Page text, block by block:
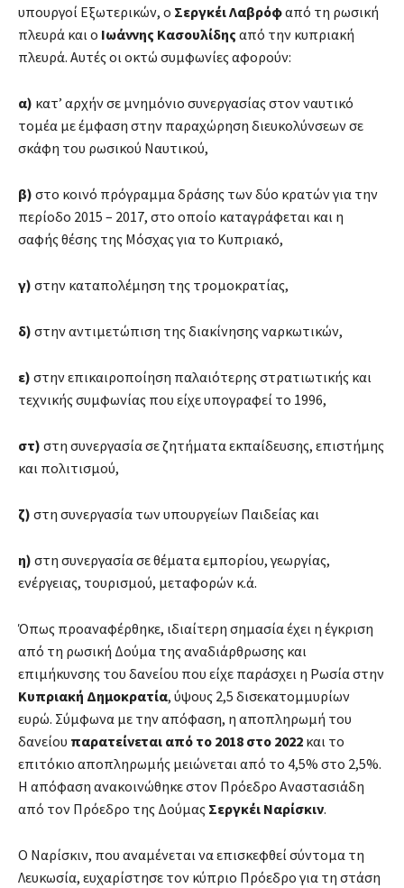
υπουργοί Εξωτερικών, ο Σεργκέι Λαβρόφαπό τη ρωσική
πλευρά και ο Ιωάννης Κασουλίδης από την κυπριακή
πλευρά. Αυτές οι οκτώ συμφωνίες αφορούν:
α) κατ’ αρχήν σε μνημόνιο συνεργασίας στον ναυτικό
τομέα με έμφαση στην παραχώρηση διευκολύνσεων σε
σκάφη του ρωσικού Ναυτικού,
β) στο κοινό πρόγραμμα δράσης των δύο κρατών για την
περίοδο 2015 – 2017, στο οποίο καταγράφεται και η
σαφής θέσης της Μόσχας για το Κυπριακό,
γ) στην καταπολέμηση της τρομοκρατίας,
δ) στην αντιμετώπιση της διακίνησης ναρκωτικών,
ε) στην επικαιροποίηση παλαιότερης στρατιωτικής και
τεχνικής συμφωνίας που είχε υπογραφεί το 1996,
στ) στη συνεργασία σε ζητήματα εκπαίδευσης, επιστήμης
και πολιτισμού,
ζ) στη συνεργασία των υπουργείων Παιδείας και
η) στη συνεργασία σε θέματα εμπορίου, γεωργίας,
ενέργειας, τουρισμού, μεταφορών κ.ά.
Όπως προαναφέρθηκε, ιδιαίτερη σημασία έχει η έγκριση
από τη ρωσική Δούμα της αναδιάρθρωσης και
επιμήκυνσης του δανείου που είχε παράσχει η Ρωσία στην
Κυπριακή Δημοκρατία, ύψους 2,5 δισεκατομμυρίων
ευρώ. Σύμφωνα με την απόφαση, η αποπληρωμή του
δανείου παρατείνεται από το 2018 στο 2022 και το
επιτόκιο αποπληρωμής μειώνεται από το 4,5% στο 2,5%.
Η απόφαση ανακοινώθηκε στον Πρόεδρο Αναστασιάδη
από τον Πρόεδρο της Δούμας Σεργκέι Ναρίσκιν.
Ο Ναρίσκιν, που αναμένεται να επισκεφθεί σύντομα τη
Λευκωσία, ευχαρίστησε τον κύπριο Πρόεδρο για τη στάση